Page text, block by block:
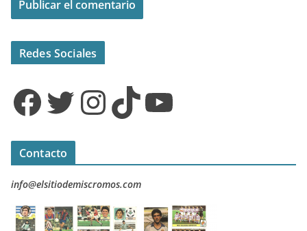
Redes Sociales
Facebook Twitter InstagramTikTok YouTube
Contacto
info@elsitiodemiscromos.com